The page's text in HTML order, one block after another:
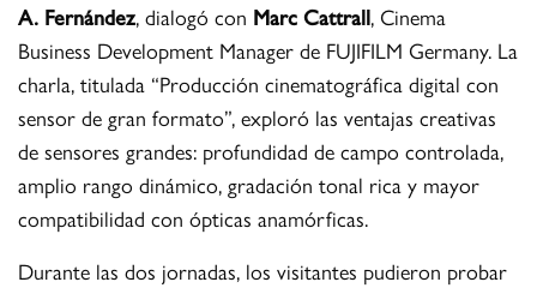
A. Fernández, dialogó con Marc Cattrall, Cinema
Business Development Manager de FUJIFILM Germany. La
charla, titulada “Producción cinematográfica digital con
sensor de gran formato”, exploró las ventajas creativas
de sensores grandes: profundidad de campo controlada,
amplio rango dinámico, gradación tonal rica y mayor
compatibilidad con ópticas anamórficas.
Durante las dos jornadas, los visitantes pudieron probar